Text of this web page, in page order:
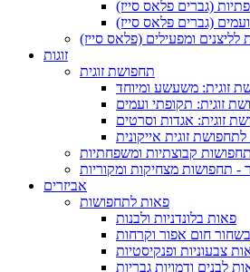
(גברים פלאס סייז)
(גברים פלאס סייז)
לליצנים ומפעילים (פלאס סייז)
זוגות
תחפושת זוגית
זוגית: משעשע ומיוחד
זוגית: תקופתי ועמים
זוגית: אגדות וסרטים
זוגית אייקונית
תחפושות קבוצתיות ומשפחתיות
- תחפושות מצחיקות ומקוריות
אביזרים
פאות לתחפושות
פאות בלונדניות ולבנות
חום אפור וקרחות
צבעוניות ופנקיסטיות
לבנים ודמויות גבריות